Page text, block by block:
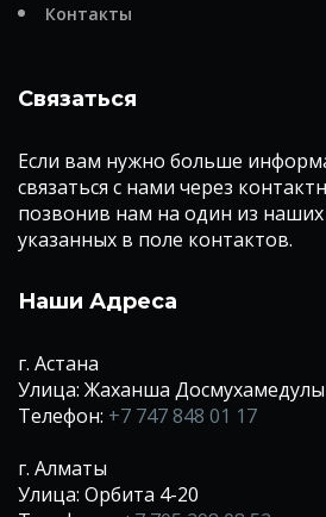
Контакты
Связаться
Если вам нужно больше
связаться с нами через
позвонив нам на один из
указанных в поле контактов.
Наши Адреса
г. Астана
Улица: Жаханша
Телефон: +7 747 848 01 17
г. Алматы
Улица: Орбита 4-20